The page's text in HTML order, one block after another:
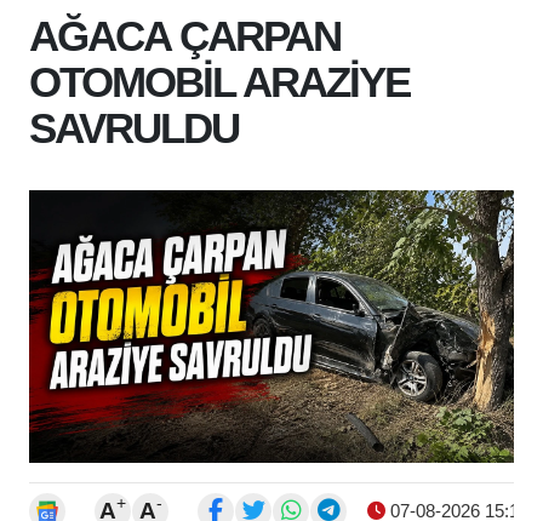
AĞACA ÇARPAN
OTOMOBİL ARAZİYE
SAVRULDU
A+ A- 07-08-2026 15:19